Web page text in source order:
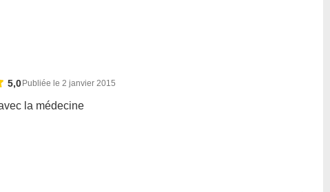
5,0Publiée le 2 janvier 2015
la médecine